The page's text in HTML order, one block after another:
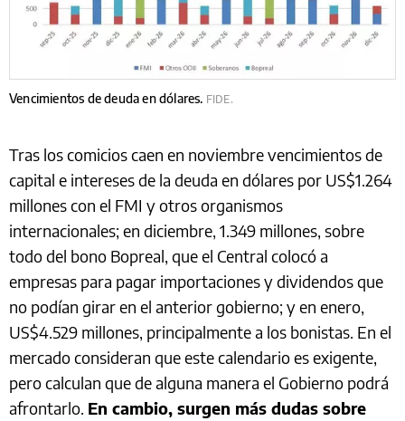
Vencimientos de deuda en dólares. FIDE.
Tras los comicios caen en noviembre vencimientos de
capital e intereses de la deuda en dólares por US$1.264
millones con el FMI y otros organismos
internacionales; en diciembre, 1.349 millones, sobre
todo del bono Bopreal, que el Central colocó a
empresas para pagar importaciones y dividendos que
no podían girar en el anterior gobierno; y en enero,
US$4.529 millones, principalmente a los bonistas. En el
mercado consideran que este calendario es exigente,
pero calculan que de alguna manera el Gobierno podrá
afrontarlo. En cambio, surgen más dudas sobre